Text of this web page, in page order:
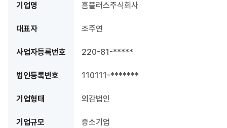
기업명 홈플러스주식회사
대표자 조주연
사업자등록번호 220-81-*****
법인등록번호 110111-*******
기업형태 외감법인
기업규모 중소기업